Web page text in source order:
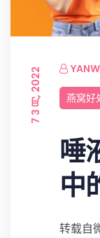
7 3 月, 2022 燕窝好
唾
中
转载自